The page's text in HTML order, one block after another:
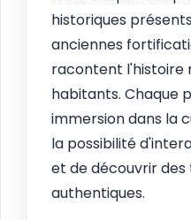
historiques
anciennes
racontent l'histoire
habitants. Chaque
immersion dans la
la possibilité
et de découvrir
authentiques.